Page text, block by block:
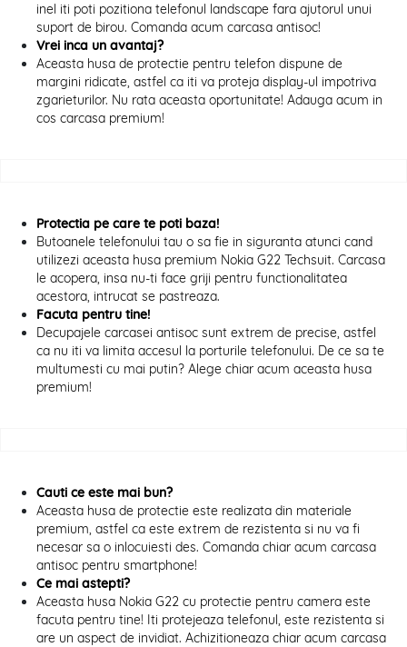
inel iti poti pozitiona telefonul landscape fara ajutorul unui
suport de birou. Comanda acum carcasa antisoc!
Vrei inca un avantaj?
Aceasta husa de protectie pentru telefon dispune de
margini ridicate, astfel ca iti va proteja display-ul impotriva
zgarieturilor. Nu rata aceasta oportunitate! Adauga acum in
cos carcasa premium!
Protectia pe care te poti baza!
Butoanele telefonului tau o sa fie in siguranta atunci cand
utilizezi aceasta husa premium Nokia G22 Techsuit. Carcasa
le acopera, insa nu-ti face griji pentru functionalitatea
acestora, intrucat se pastreaza.
Facuta pentru tine!
Decupajele carcasei antisoc sunt extrem de precise, astfel
ca nu iti va limita accesul la porturile telefonului. De ce sa te
multumesti cu mai putin? Alege chiar acum aceasta husa
premium!
Cauti ce este mai bun?
Aceasta husa de protectie este realizata din materiale
premium, astfel ca este extrem de rezistenta si nu va fi
necesar sa o inlocuiesti des. Comanda chiar acum carcasa
antisoc pentru smartphone!
Ce mai astepti?
Aceasta husa Nokia G22 cu protectie pentru camera este
facuta pentru tine! Iti protejeaza telefonul, este rezistenta si
are un aspect de invidiat. Achizitioneaza chiar acum carcasa